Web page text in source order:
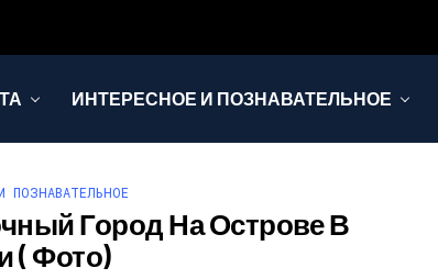
ИНТЕРЕСНОЕ И ПОЗНАВАТЕЛЬНОЕ
ПОЗНАВАТЕЛЬНОЕ
Город На Острове В
( Фото)